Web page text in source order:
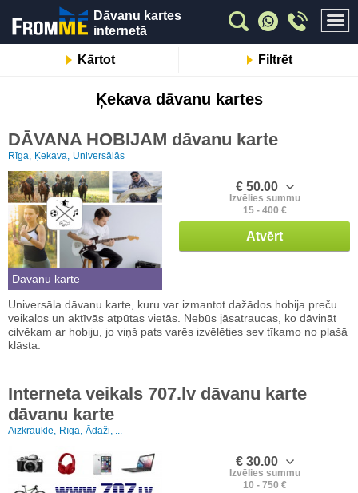
Dāvanu kartes
internetā
Kārtot Filtrēt
Ķekava dāvanu kartes
DĀVANA HOBIJAM dāvanu karte
Rīga, Ķekava, Universālās
Dāvanu karte
€ 50.00
Izvēlies summu
15 - 400 €
Atvērt
Universāla dāvanu karte, kuru var izmantot dažādos hobija preču
veikalos un aktīvās atpūtas vietās. Nebūs jāsatraucas, ko dāvināt
cilvēkam ar hobiju, jo viņš pats varēs izvēlēties sev tīkamo no plašā
klāsta.
Interneta veikals 707.lv dāvanu karte
dāvanu karte
Aizkraukle, Rīga, Ādaži, ...
€ 30.00
Izvēlies summu
10 - 750 €